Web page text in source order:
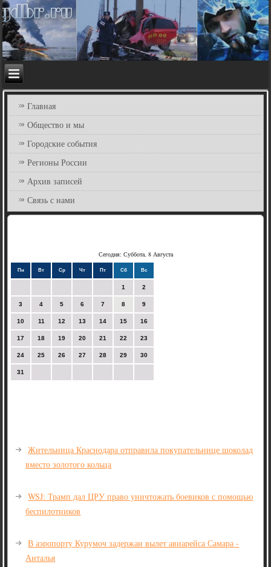
Главная
Общество и мы
Городские события
Регионы России
Архив записей
Связь с нами
Сегодня: Суббота, 8 Августа
Пн Вт Ср Чт Пт Сб Вс
1 2
3 4 5 6 7 8 9
10 11 12 13 14 15 16
17 18 19 20 21 22 23
24 25 26 27 28 29 30
31
Жительница Краснодара отправила покупательнице шоколад
вместо золотого кольца
WSJ: Трамп дал ЦРУ право уничтожать боевиков с помощью
беспилотников
В аэропорту Курумоч задержан вылет авиарейса Самара -
Анталья